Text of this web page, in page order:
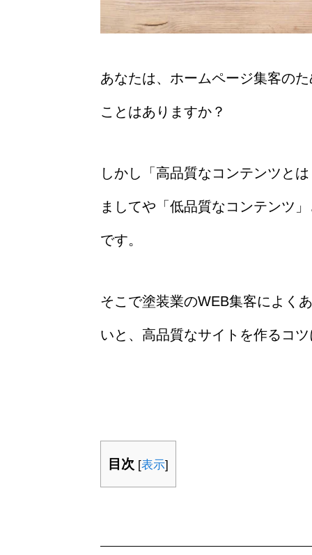
あなたは、ホームページ集客の
ことはありますか？
しかし「高品質なコンテンツと
ましてや「低品質なコンテンツ
です。
そこで塗装業のWEB集客によく
いと、高品質なサイトを作るコ
目次 [表示]